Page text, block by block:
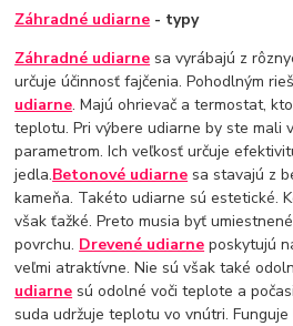
Záhradné udiarne - typy
Záhradné udiarne sa vyrábajú z
určuje účinnosť fajčenia. Pohodlným
udiarne. Majú ohrievač a termostat,
teplotu. Pri výbere udiarne by ste mali
parametrom. Ich veľkosť určuje
jedla.Betonové udiarne sa stavajú z
kameňa. Takéto udiarne sú estetické.
však ťažké. Preto musia byť
povrchu. Drevené udiarne poskytujú
veľmi atraktívne. Nie sú však také
udiarne sú odolné voči teplote a
suda udržuje teplotu vo vnútri.